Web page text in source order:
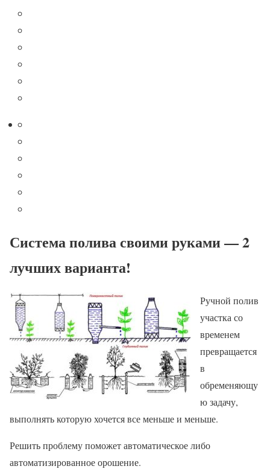
Система полива своими руками — 2
лучших варианта!
Ручной полив
участка со
временем
превращается
в
обременяющу
ю задачу,
выполнять которую хочется все меньше и меньше.
Решить проблему поможет автоматическое либо
автоматизированное орошение.